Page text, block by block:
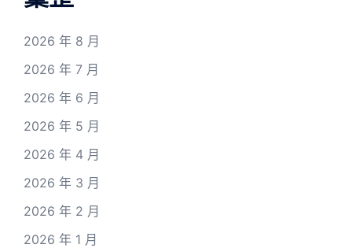
2026 年 8 月
2026 年 7 月
2026 年 6 月
2026 年 5 月
2026 年 4 月
2026 年 3 月
2026 年 2 月
2026 年 1 月